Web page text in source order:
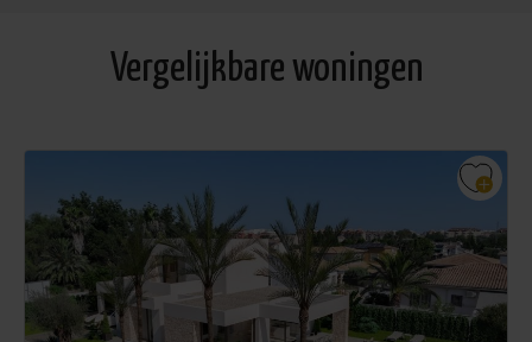
Vergelijkbare woningen